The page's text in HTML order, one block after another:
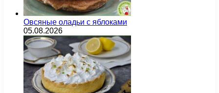
Овсяные оладьи с яблоками
05.08.2026